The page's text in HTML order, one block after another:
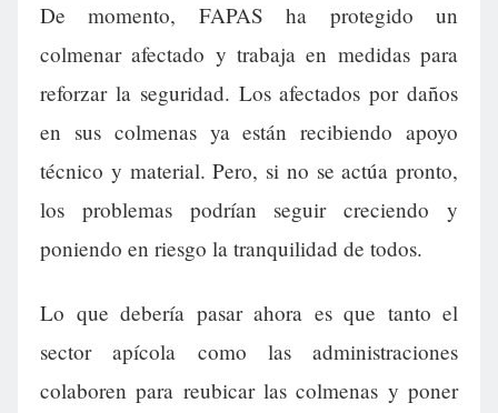
De momento, FAPAS ha protegido un
colmenar afectado y trabaja en medidas para
reforzar la seguridad. Los afectados por daños
en sus colmenas ya están recibiendo apoyo
técnico y material. Pero, si no se actúa pronto,
los problemas podrían seguir creciendo y
poniendo en riesgo la tranquilidad de todos.
Lo que debería pasar ahora es que tanto el
sector apícola como las administraciones
colaboren para reubicar las colmenas y poner